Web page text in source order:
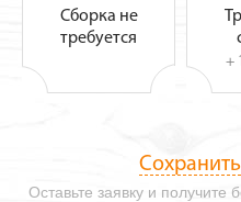
Сборка не
требуется
+
Оставьте заявку и